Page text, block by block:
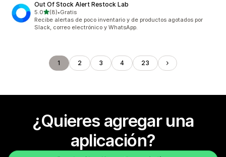
Out Of Stock Alert Restock Lab
5.0de 5 estrellas
(8)
8 reseñas en total
•Gratis
Recibe alertas de poco inventario y de productos agotados por
Slack, correo electrónico y WhatsApp.
1 2 3 4 23
¿Quieres agregar una
aplicación?